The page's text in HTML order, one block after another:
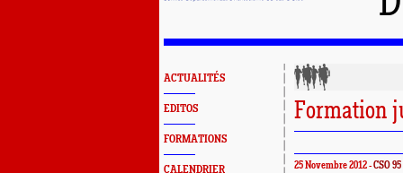
ACTUALITÉS
EDITOS
FORMATIONS
CALENDRIER
Formation
25 Novembre 2012 -CSO 95